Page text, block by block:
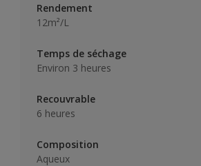
Rendement
12m²/L
Temps de séchage
Environ 3 heures
Recouvrable
6 heures
Composition
Aqueux